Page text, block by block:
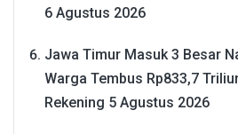
6 Agustus 2026
Jawa Timur Masuk 3 Besar
Warga Tembus Rp833,7
Rekening 5 Agustus 2026